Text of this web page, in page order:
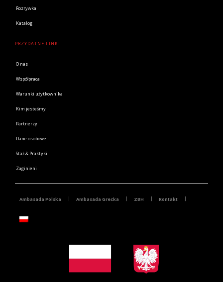
Rozrywka
Katalog
PRZYDATNE LINKI
O nas
Współpraca
Warunki użytkownika
Kim jesteśmy
Partnerzy
Dane osobowe
Staż & Praktyki
Zaginieni
Ambasada Polska Ambasada Grecka ZBH Kontakt